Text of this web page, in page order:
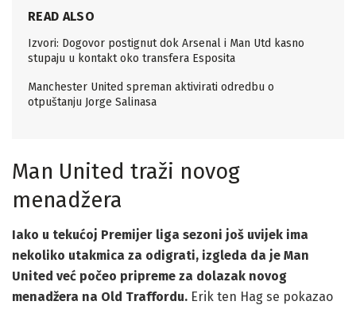
READ ALSO
Izvori: Dogovor postignut dok Arsenal i Man Utd kasno
stupaju u kontakt oko transfera Esposita
Manchester United spreman aktivirati odredbu o
otpuštanju Jorge Salinasa
Man United traži novog
menadžera
Iako u tekućoj Premijer liga sezoni još uvijek ima
nekoliko utakmica za odigrati, izgleda da je Man
United već počeo pripreme za dolazak novog
menadžera na Old Traffordu. Erik ten Hag se pokazao